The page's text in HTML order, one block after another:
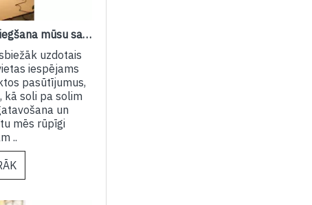
Kā notiek pasūtījumu izsniegšana mūsu saimniecībā?
uzdotais
iespējams
pasūtījumus,
kā soli pa solim
un
mēs rūpīgi
..